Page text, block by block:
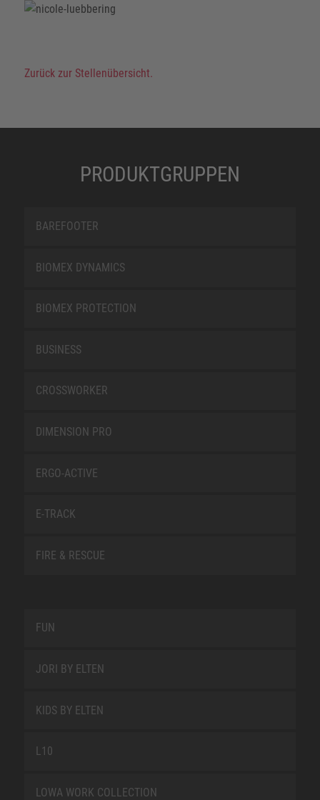
Zurück zur Stellenübersicht.
PRODUKTGRUPPEN
BAREFOOTER
BIOMEX DYNAMICS
BIOMEX PROTECTION
BUSINESS
CROSSWORKER
DIMENSION PRO
ERGO-ACTIVE
E-TRACK
FIRE & RESCUE
FUN
JORI BY ELTEN
KIDS BY ELTEN
L10
LOWA WORK COLLECTION